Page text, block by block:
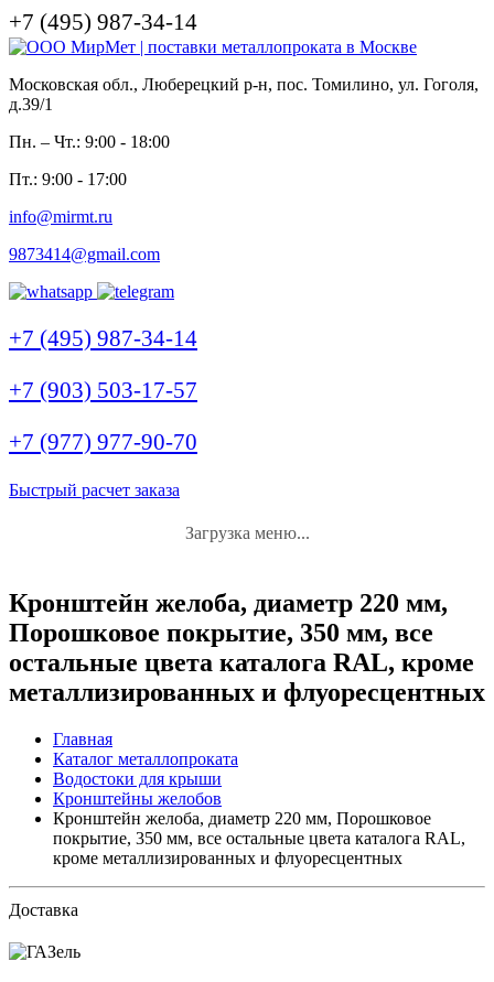
+7 (495) 987-34-14
Московская обл., Люберецкий р-н, пос. Томилино, ул. Гоголя,
д.39/1
Пн. – Чт.: 9:00 - 18:00
Пт.: 9:00 - 17:00
info@mirmt.ru
9873414@gmail.com
+7 (495) 987-34-14
+7 (903) 503-17-57
+7 (977) 977-90-70
Быстрый расчет заказа
Загрузка меню...
Кронштейн желоба, диаметр 220 мм,
Порошковое покрытие, 350 мм, все
остальные цвета каталога RAL, кроме
металлизированных и флуоресцентных
Главная
Каталог металлопроката
Водостоки для крыши
Кронштейны желобов
Кронштейн желоба, диаметр 220 мм, Порошковое
покрытие, 350 мм, все остальные цвета каталога RAL,
кроме металлизированных и флуоресцентных
Доставка